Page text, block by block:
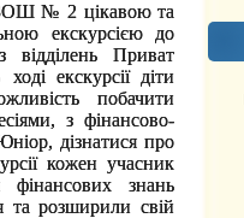
№ 2 цікавою та
екскурсією до
відділень Приват
екскурсії діти
побачити
з фінансово-
дізнатися про
кожен учасник
фінансових знань
та розширили свій